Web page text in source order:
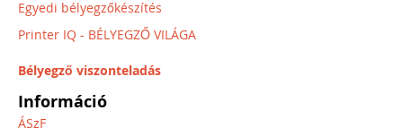
Egyedi bélyegzőkészítés
Printer IQ - BÉLYEGZŐ VILÁGA
Bélyegző viszonteladás
Információ
ÁSzF